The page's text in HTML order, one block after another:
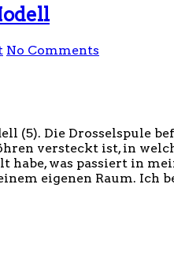
No Comments
(5). Die Drosselspule
versteckt ist, in
habe, was passiert in
eigenen Raum.